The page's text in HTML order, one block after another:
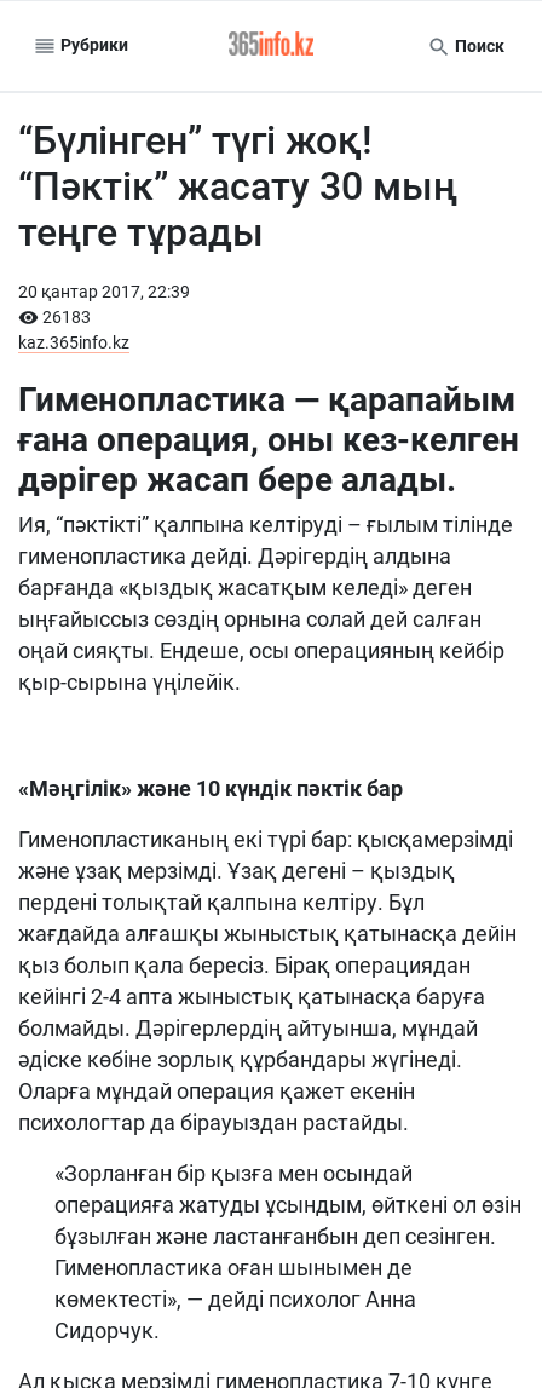
Рубрики Поиск
“Бүлінген” түгі жоқ!
“Пәктік” жасату 30 мың
теңге тұрады
20 қантар 2017, 22:39
26183
kaz.365info.kz
Гименопластика — қарапайым
ғана операция, оны кез-келген
дәрігер жасап бере алады.
Ия, “пәктікті” қалпына келтіруді – ғылым тілінде
гименопластика дейді. Дәрігердің алдына
барғанда «қыздық жасатқым келеді» деген
ыңғайыссыз сөздің орнына солай дей салған
оңай сияқты. Ендеше, осы операцияның кейбір
қыр-сырына үңілейік.
«Мәңгілік» және 10 күндік пәктік бар
Гименопластиканың екі түрі бар: қысқамерзімді
және ұзақ мерзімді. Ұзақ дегені – қыздық
пердені толықтай қалпына келтіру. Бұл
жағдайда алғашқы жыныстық қатынасқа дейін
қыз болып қала бересіз. Бірақ операциядан
кейінгі 2-4 апта жыныстық қатынасқа баруға
болмайды. Дәрігерлердің айтуынша, мұндай
әдіске көбіне зорлық құрбандары жүгінеді.
Оларға мұндай операция қажет екенін
психологтар да бірауыздан растайды.
«Зорланған бір қызға мен осындай
операцияға жатуды ұсындым, өйткені ол өзін
бұзылған және ластанғанбын деп сезінген.
Гименопластика оған шынымен де
көмектесті», — дейді психолог Анна
Сидорчук.
Ал қысқа мерзімді гименопластика 7-10 күнге